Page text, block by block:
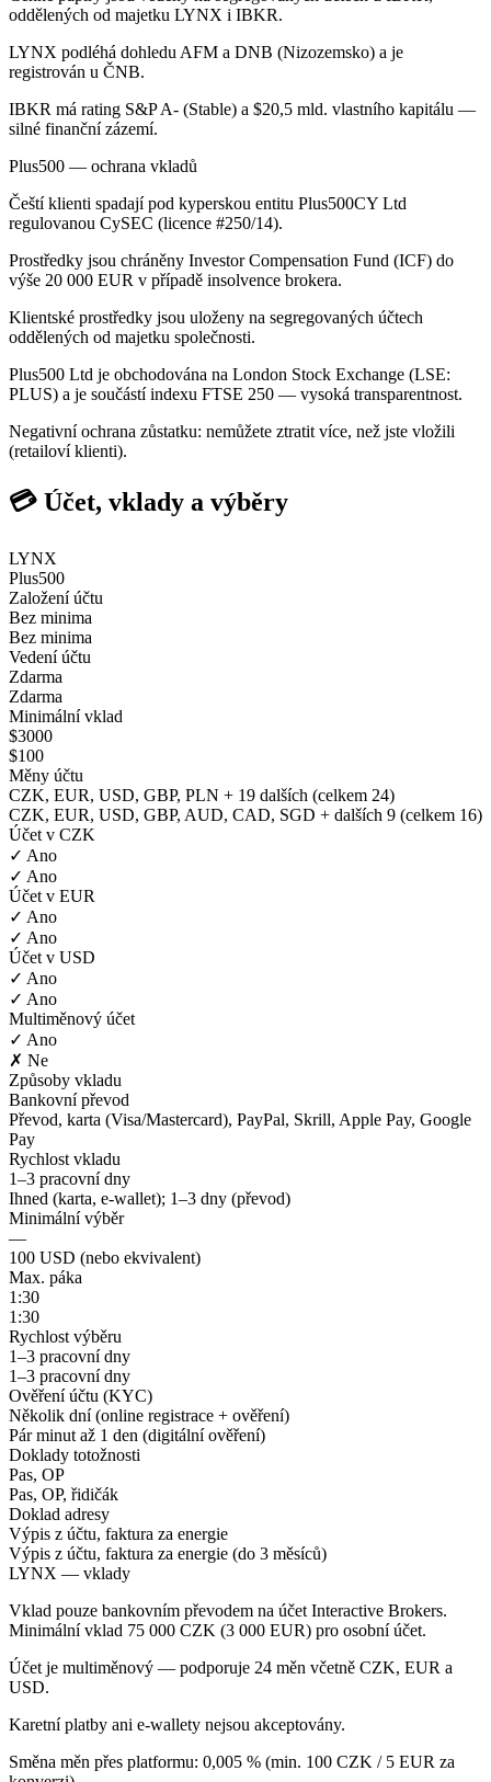
oddělených od majetku LYNX i IBKR.
LYNX podléhá dohledu AFM a DNB (Nizozemsko) a je
registrován u ČNB.
IBKR má rating S&P A- (Stable) a $20,5 mld. vlastního kapitálu —
silné finanční zázemí.
Plus500 — ochrana vkladů
Čeští klienti spadají pod kyperskou entitu Plus500CY Ltd
regulovanou CySEC (licence #250/14).
Prostředky jsou chráněny Investor Compensation Fund (ICF) do
výše 20 000 EUR v případě insolvence brokera.
Klientské prostředky jsou uloženy na segregovaných účtech
oddělených od majetku společnosti.
Plus500 Ltd je obchodována na London Stock Exchange (LSE:
PLUS) a je součástí indexu FTSE 250 — vysoká transparentnost.
Negativní ochrana zůstatku: nemůžete ztratit více, než jste vložili
(retailoví klienti).
💳 Účet, vklady a výběry
LYNX
Plus500
Založení účtu
Bez minima
Bez minima
Vedení účtu
Zdarma
Zdarma
Minimální vklad
$3000
$100
Měny účtu
CZK, EUR, USD, GBP, PLN + 19 dalších (celkem 24)
CZK, EUR, USD, GBP, AUD, CAD, SGD + dalších 9 (celkem 16)
Účet v CZK
✓ Ano
✓ Ano
Účet v EUR
✓ Ano
✓ Ano
Účet v USD
✓ Ano
✓ Ano
Multiměnový účet
✓ Ano
✗ Ne
Způsoby vkladu
Bankovní převod
Převod, karta (Visa/Mastercard), PayPal, Skrill, Apple Pay, Google
Pay
Rychlost vkladu
1–3 pracovní dny
Ihned (karta, e-wallet); 1–3 dny (převod)
Minimální výběr
—
100 USD (nebo ekvivalent)
Max. páka
1:30
1:30
Rychlost výběru
1–3 pracovní dny
1–3 pracovní dny
Ověření účtu (KYC)
Několik dní (online registrace + ověření)
Pár minut až 1 den (digitální ověření)
Doklady totožnosti
Pas, OP
Pas, OP, řidičák
Doklad adresy
Výpis z účtu, faktura za energie
Výpis z účtu, faktura za energie (do 3 měsíců)
LYNX — vklady
Vklad pouze bankovním převodem na účet Interactive Brokers.
Minimální vklad 75 000 CZK (3 000 EUR) pro osobní účet.
Účet je multiměnový — podporuje 24 měn včetně CZK, EUR a
USD.
Karetní platby ani e-wallety nejsou akceptovány.
Směna měn přes platformu: 0,005 % (min. 100 CZK / 5 EUR za